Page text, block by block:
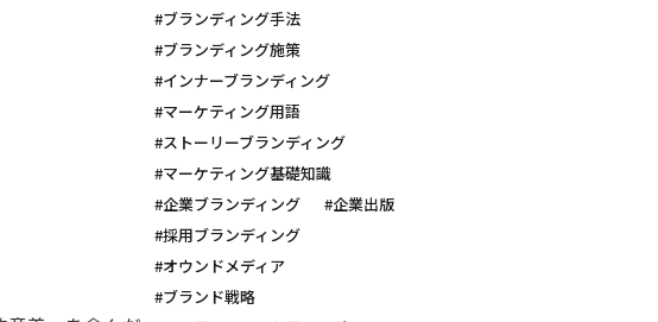
#ブランディング手法
#ブランディング施策
#インナーブランディング
#マーケティング用語
#ストーリーブランディング
#マーケティング基礎知識
#企業ブランディング
#企業出版
#採用ブランディング
#オウンドメディア
#ブランド戦略